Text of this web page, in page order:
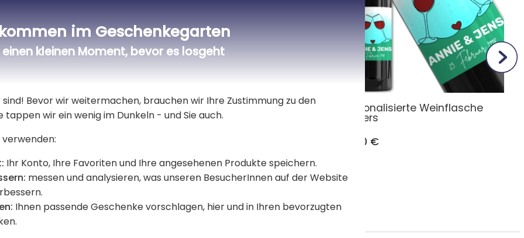
Weinflasche Personalisierte Weinflasche
Weihnachten
Personalisierte Weinflasche
Cheers
15,90 €
Alle Flaschen mit Text
im Geschenkegarten
einen kleinen Moment, bevor es losgeht
sind! Bevor wir weitermachen, brauchen wir Ihre Zustimmung zu den
tappen wir ein wenig im Dunkeln - und Sie auch.
Ihr Konto, Ihre Favoriten und Ihre angesehenen Produkte speichern.
messen und analysieren, was unseren BesucherInnen auf der Website
Ihnen passende Geschenke vorschlagen, hier und in Ihren bevorzugten